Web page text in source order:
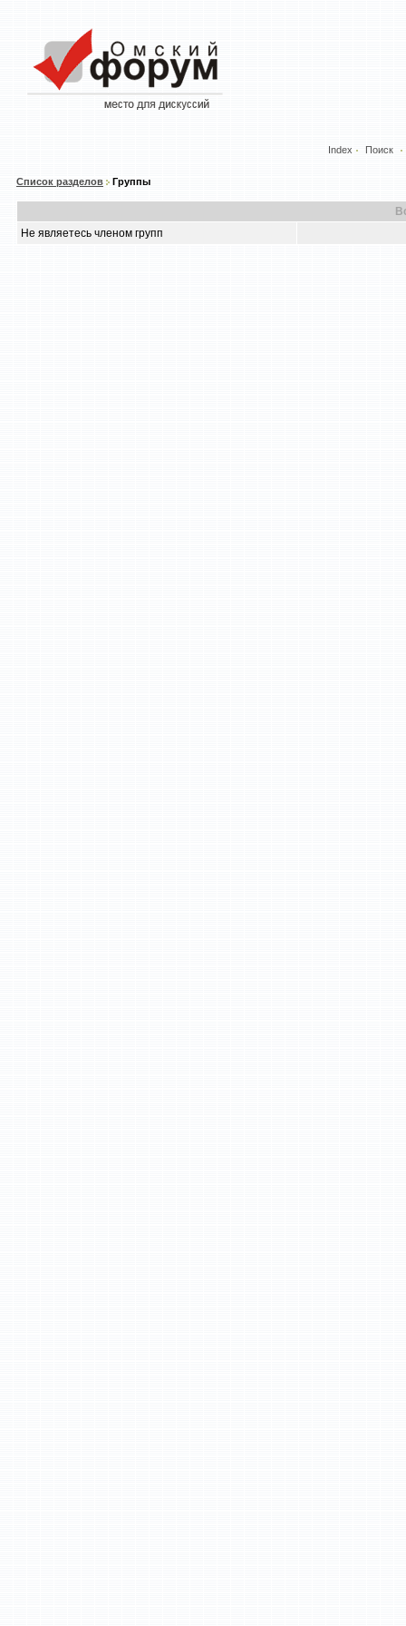
Index Поиск
Список разделов Группы
Не являетесь членом групп